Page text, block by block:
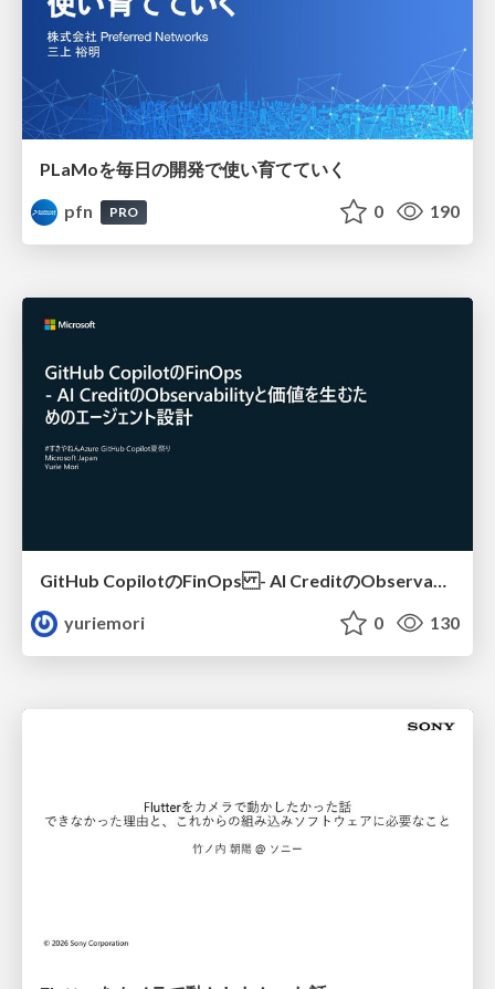
PLaMoを毎日の開発で使い育てていく
pfn
PRO 0 190
GitHub CopilotのFinOps - AI CreditのObservabilityと価値を生むためのエージェント設計
yuriemori
0 130